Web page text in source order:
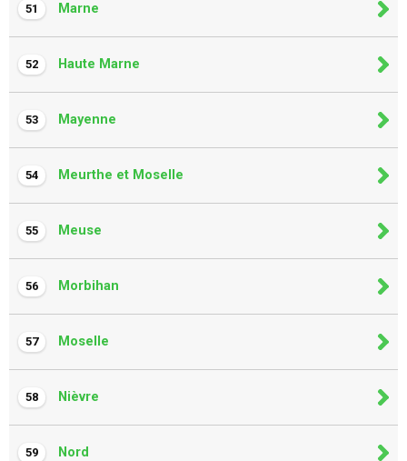
51 Marne
52 Haute Marne
53 Mayenne
54 Meurthe et Moselle
55 Meuse
56 Morbihan
57 Moselle
58 Nièvre
59 Nord